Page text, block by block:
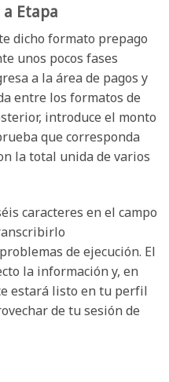
Etapa
dicho formato prepago
unos pocos fases
a la área de pagos y
entre los formatos de
introduce el monto
que corresponda
la total unida de varios
caracteres en el campo
de ejecución. El
la información y, en
estará listo en tu perfil
de tu sesión de